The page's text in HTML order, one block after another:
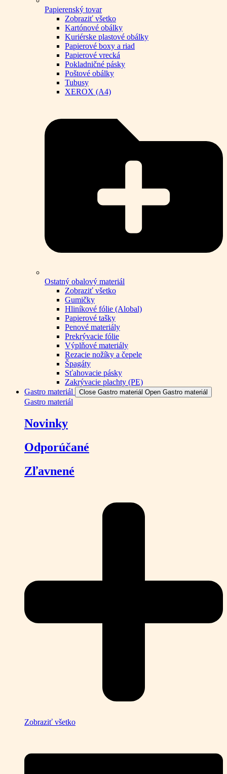
Papierenský tovar
Zobraziť všetko
Kartónové obálky
Kuriérske plastové obálky
Papierové boxy a riad
Papierové vrecká
Pokladničné pásky
Poštové obálky
Tubusy
XEROX (A4)
Ostatný obalový materiál
Zobraziť všetko
Gumičky
Hliníkové fólie (Alobal)
Papierové tašky
Penové materiály
Prekrývacie fólie
Výplňové materiály
Rezacie nožíky a čepele
Špagáty
Sťahovacie pásky
Zakrývacie plachty (PE)
Gastro materiál
Close Gastro materiál Open Gastro materiál
Gastro materiál
Novinky
Odporúčané
Zľavnené
Zobraziť všetko